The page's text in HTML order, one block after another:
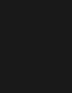
ventana)
ventana)